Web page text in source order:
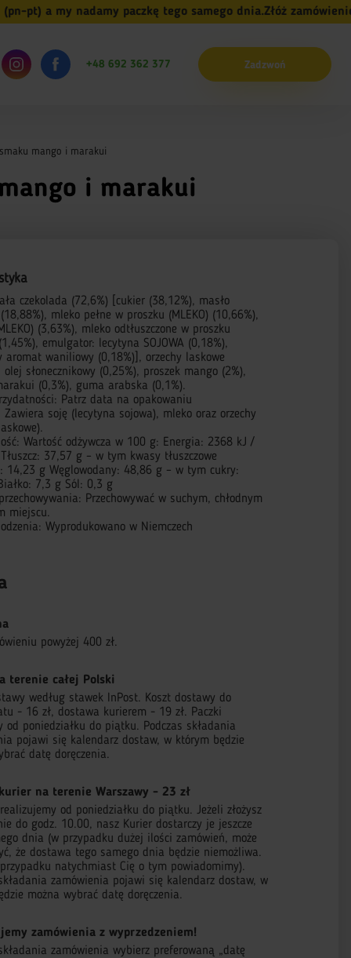
a my nadamy paczkę tego samego dnia.Złóż zamówienie do
+48 692 362 377 Zadzwoń
mango i marakui
i marakui
czekolada (72,6%) [cukier (38,12%), masło
mleko pełne w proszku (MLEKO) (10,66%),
(3,63%), mleko odtłuszczone w proszku
emulgator: lecytyna SOJOWA (0,18%),
aromat waniliowy (0,18%)], orzechy laskowe
olej słonecznikowy (0,25%), proszek mango (2%),
(0,3%), guma arabska (0,1%).
Patrz data na opakowaniu
Zawiera soję (lecytyna sojowa), mleko oraz orzechy
Wartość odżywcza w 100 g: Energia: 2368 kJ /
37,57 g – w tym kwasy tłuszczowe
14,23 g Węglowodany: 48,86 g – w tym cukry:
7,3 g Sól: 0,3 g
Przechowywać w suchym, chłodnym
miejscu.
Wyprodukowano w Niemczech
powyżej 400 zł.
terenie całej Polski
według stawek InPost. Koszt dostawy do
- 16 zł, dostawa kurierem - 19 zł. Paczki
od poniedziałku do piątku. Podczas składania
pojawi się kalendarz dostaw, w którym będzie
datę doręczenia.
na terenie Warszawy - 23 zł
od poniedziałku do piątku. Jeżeli złożysz
do godz. 10.00, nasz Kurier dostarczy je jeszcze
dnia (w przypadku dużej ilości zamówień, może
że dostawa tego samego dnia będzie niemożliwa.
natychmiast Cię o tym powiadomimy).
zamówienia pojawi się kalendarz dostaw, w
można wybrać datę doręczenia.
zamówienia z wyprzedzeniem!
zamówienia wybierz preferowaną „datę